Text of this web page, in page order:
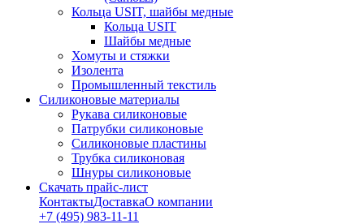
Кольца USIT, шайбы медные
Кольца USIT
Шайбы медные
Хомуты и стяжки
Изолента
Промышленный текстиль
Силиконовые материалы
Рукава силиконовые
Патрубки силиконовые
Силиконовые пластины
Трубка силиконовая
Шнуры силиконовые
Скачать прайс-лист
КонтактыДоставкаО компании
+7 (495) 983-11-11